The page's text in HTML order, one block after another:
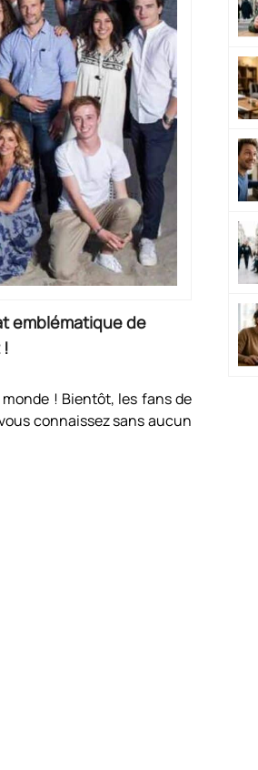
emblématique de
! Bientôt, les fans de
connaissez sans aucun